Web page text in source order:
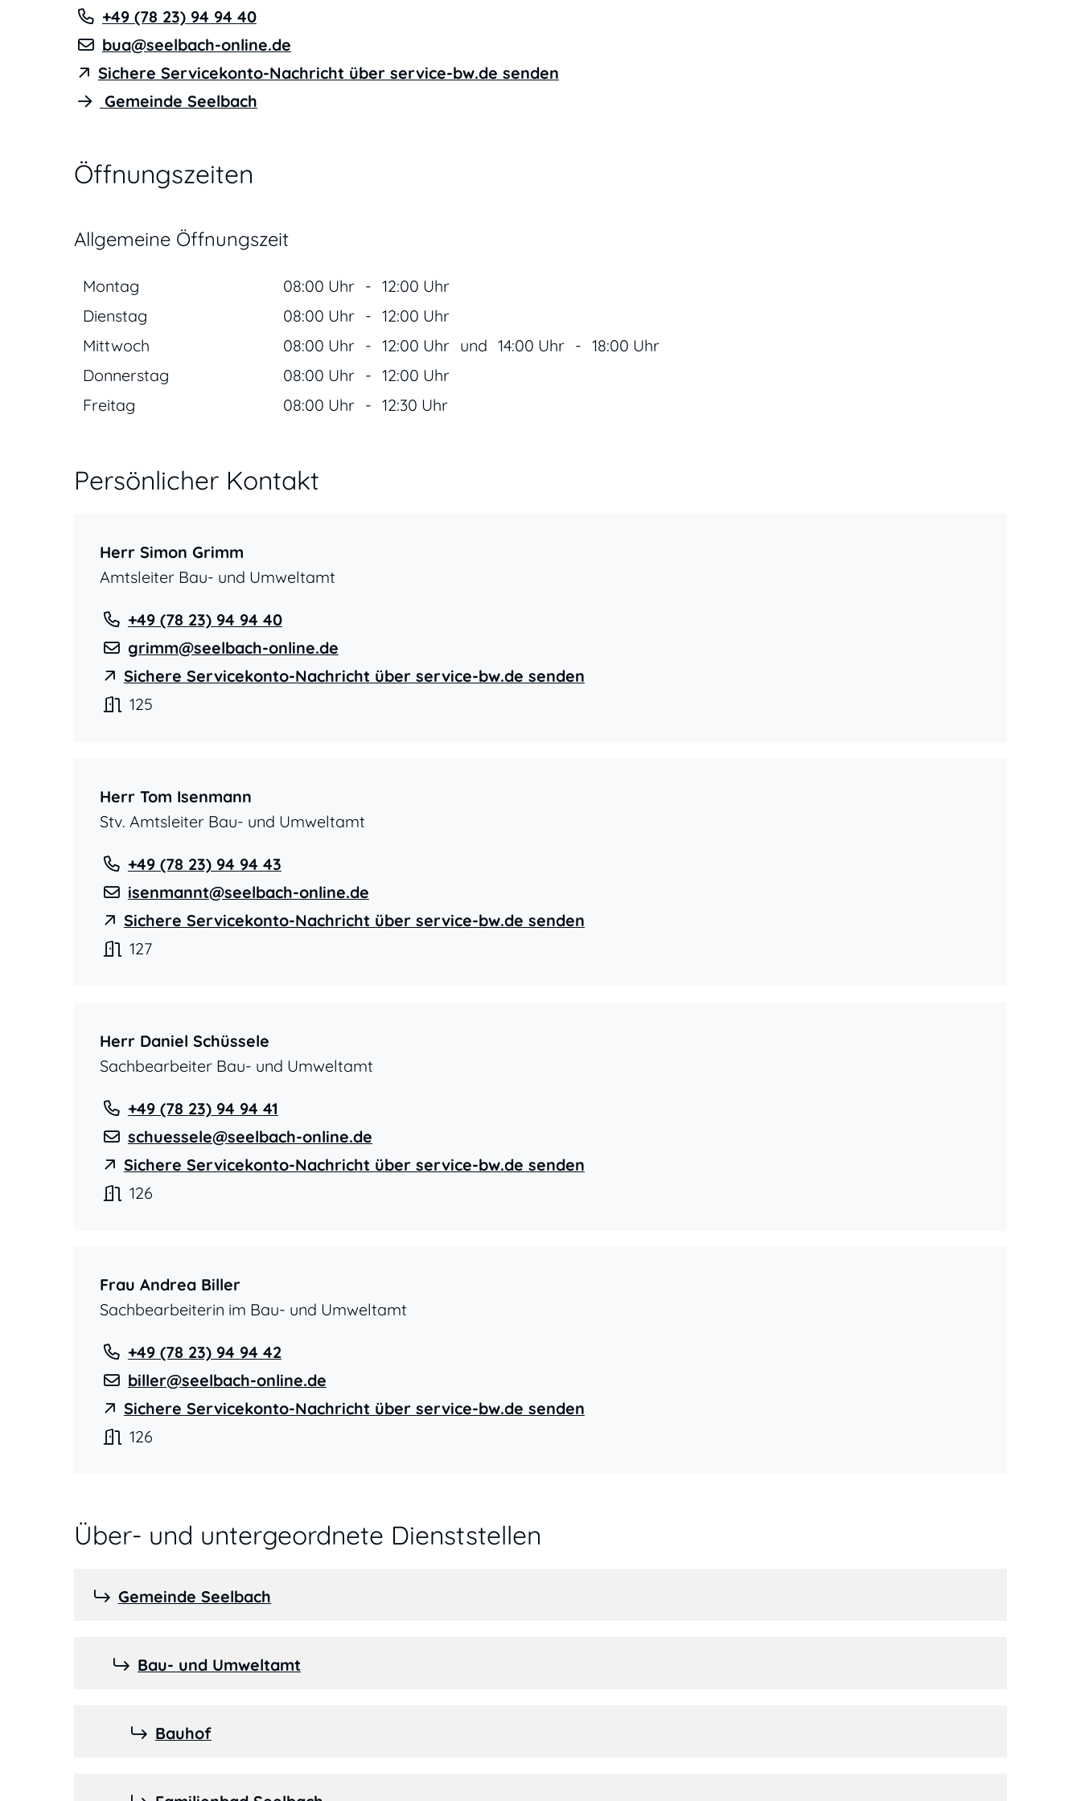
+49 (78 23) 94 94 40
bua@seelbach-online.de
Sichere Servicekonto-Nachricht über service-bw.de senden
Gemeinde Seelbach
Öffnungszeiten
Allgemeine Öffnungszeit
Montag 08:00 Uhr - 12:00 Uhr
Dienstag
08:00 Uhr - 12:00 Uhr
Mittwoch
08:00 Uhr - 12:00 Uhr und 14:00 Uhr - 18:00 Uhr
Donnerstag
08:00 Uhr - 12:00 Uhr
Freitag
08:00 Uhr - 12:30 Uhr
Persönlicher Kontakt
Herr Simon Grimm
Amtsleiter Bau- und Umweltamt
+49 (78 23) 94 94 40
grimm@seelbach-online.de
Sichere Servicekonto-Nachricht über service-bw.de senden
125
Herr Tom Isenmann
Stv. Amtsleiter Bau- und Umweltamt
+49 (78 23) 94 94 43
isenmannt@seelbach-online.de
Sichere Servicekonto-Nachricht über service-bw.de senden
127
Herr Daniel Schüssele
Sachbearbeiter Bau- und Umweltamt
+49 (78 23) 94 94 41
schuessele@seelbach-online.de
Sichere Servicekonto-Nachricht über service-bw.de senden
126
Frau Andrea Biller
Sachbearbeiterin im Bau- und Umweltamt
+49 (78 23) 94 94 42
biller@seelbach-online.de
Sichere Servicekonto-Nachricht über service-bw.de senden
126
Über- und untergeordnete Dienststellen
Gemeinde Seelbach
Bau- und Umweltamt
Bauhof